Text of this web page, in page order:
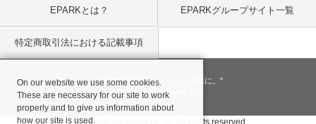
EPARKとは？ EPARKグループサイト一覧
特定商取引法における記載事項
"一回のお客様を、一生のお客様に。"
© 2001- 2026 EPARK, Inc.
On our website we use some cookies.
These are necessary for our site to work
properly and to give us information about
how our site is used.